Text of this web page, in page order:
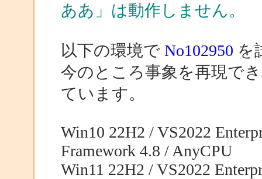
ああ」は動作しません。
以下の環境で No102950 を
今のところ事象を再現で
ています。
Win10 22H2 / VS2022
Framework 4.8 / AnyCPU
Win11 22H2 / VS2022